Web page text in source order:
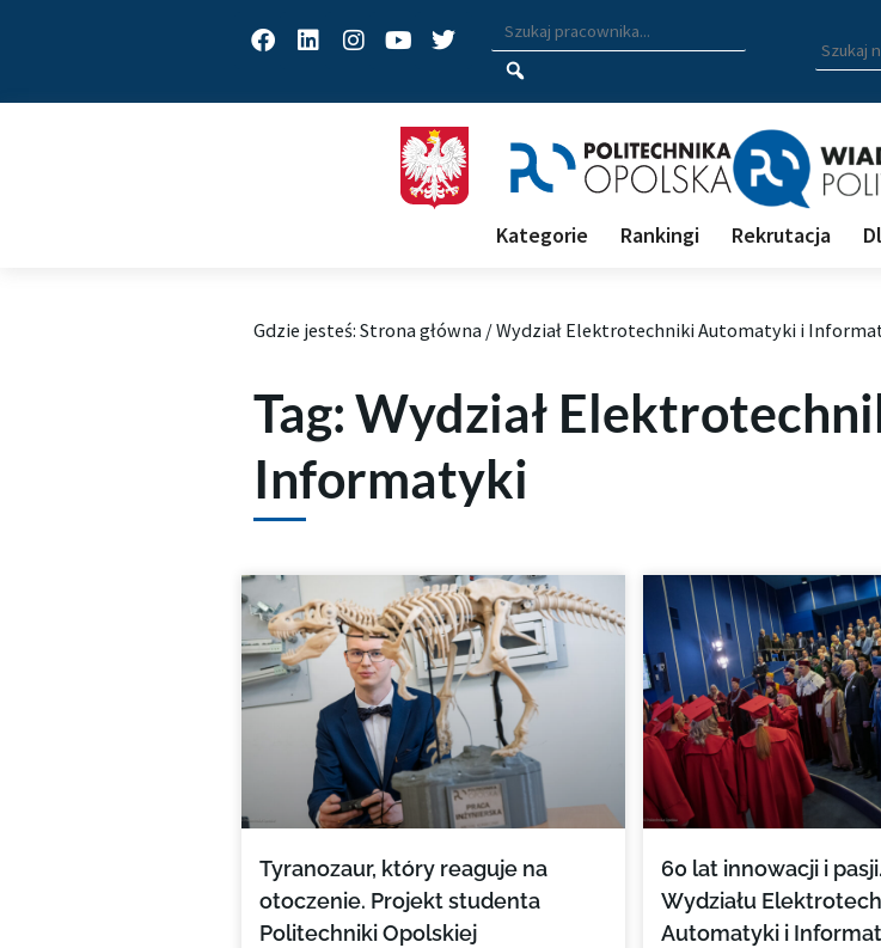
Facebook
LinkedinInstagram
YoutubeTwitterWyszukiwarka pracowników
Wpisz nazwisko, fragment nazwiska bądź imię
Wpisz
szukaną
frazę
na
Kategorie Rankingi Rekrutacja
Archiwum Tagów aktualności Wiadomości
Gdzie jesteś: Strona główna /Wydział Elektrotechniki Automatyki i
Tag: Wydział
Informatyki
Tyranozaur, który reaguje na
otoczenie. Projekt studenta
Politechniki Opolskiej
60 lat innowacji i
Wydziału
Automatyki i
StronaStronaStrona Strona